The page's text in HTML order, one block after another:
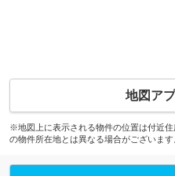
地図ア
※地図上に表示される物件の位置は付近
の物件所在地とは異なる場合がございます